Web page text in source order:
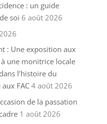
: un guide
soi 6 août 2026
: Une exposition aux
une monitrice locale
l’histoire du
FAC 4 août 2026
de la passation
1 août 2026